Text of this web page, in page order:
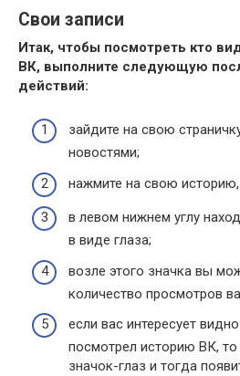
Свои записи
Итак, чтобы посмотреть кто
ВК, выполните следующую
действий:
зайдите на свою
новостями;
нажмите на свою
в левом нижнем углу
в виде глаза;
возле этого значка вы
количество просмотров
если вас интересует
посмотрел историю ВК,
значок-глаз и тогда